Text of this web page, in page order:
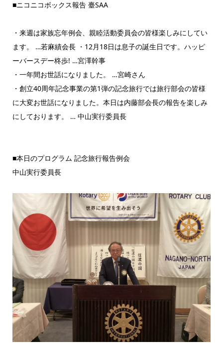
■ニコニコボックス報告 臺SAA
・来週は家族忘年例会、親睦活動委員会の皆様楽しみにしてい
ます。 …若麻績会長 ・12月18日は息子の誕生日です。ハッピ
ーバースデー柊歩! …宮澤幹事
・一年間お世話になりました。 …宮崎さん
・創立40周年記念事業の第1弾の記念旅行では旅行部会の皆様
に大変お世話になりました。本日は内藤部会長の報告を楽しみ
にしております。 … 中山実行委員長
■本日のプログラム 記念旅行報告例会
中山実行委員長